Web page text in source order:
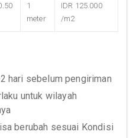
1
meter
IDR 125.000
/m2
hari sebelum pengiriman
untuk wilayah
berubah sesuai Kondisi